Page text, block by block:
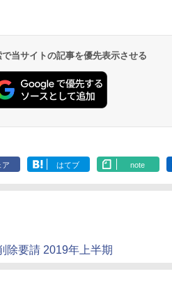
当サイトの記事を優先表示させる
ア はてブ note
除要請 2019年上半期